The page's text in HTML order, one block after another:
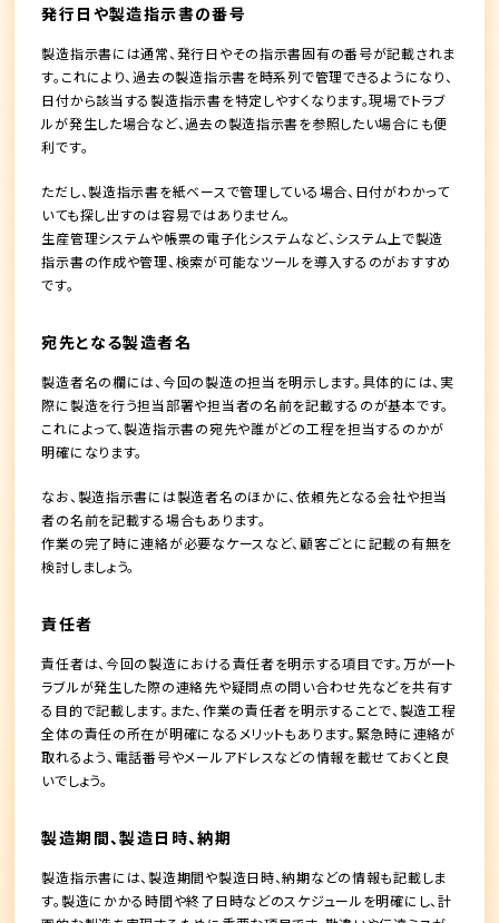
発行日や製造指示書の番号
製造指示書には通常、発行日やその指示書固有の番号が記載されま
す。これにより、過去の製造指示書を時系列で管理できるようになり、
日付から該当する製造指示書を特定しやすくなります。現場でトラブ
ルが発生した場合など、過去の製造指示書を参照したい場合にも便
利です。
ただし、製造指示書を紙ベースで管理している場合、日付がわかって
いても探し出すのは容易ではありません。
生産管理システムや帳票の電子化システムなど、システム上で製造
指示書の作成や管理、検索が可能なツールを導入するのがおすすめ
です。
宛先となる製造者名
製造者名の欄には、今回の製造の担当を明示します。具体的には、実
際に製造を行う担当部署や担当者の名前を記載するのが基本です。
これによって、製造指示書の宛先や誰がどの工程を担当するのかが
明確になります。
なお、製造指示書には製造者名のほかに、依頼先となる会社や担当
者の名前を記載する場合もあります。
作業の完了時に連絡が必要なケースなど、顧客ごとに記載の有無を
検討しましょう。
責任者
責任者は、今回の製造における責任者を明示する項目です。万が一ト
ラブルが発生した際の連絡先や疑問点の問い合わせ先などを共有す
る目的で記載します。また、作業の責任者を明示することで、製造工程
全体の責任の所在が明確になるメリットもあります。緊急時に連絡が
取れるよう、電話番号やメールアドレスなどの情報を載せておくと良
いでしょう。
製造期間、製造日時、納期
製造指示書には、製造期間や製造日時、納期などの情報も記載しま
す。製造にかかる時間や終了日時などのスケジュールを明確にし、計